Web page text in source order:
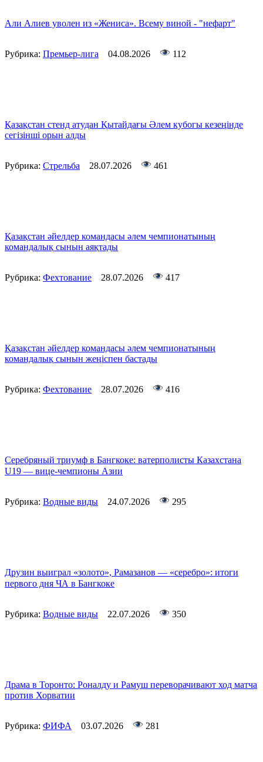
Али Алиев уволен из «Жениса». Всему виной - "нефарт"
Рубрика: Премьер-лига 04.08.2026 112
Қазақстан стенд атудан Қытайдағы Әлем кубогы кезеңінде
сегізінші орын алды
Рубрика: Стрельба 28.07.2026 461
Қазақстан әйелдер командасы әлем чемпионатының
командалық сынын аяқтады
Рубрика: Фехтование 28.07.2026 417
Қазақстан әйелдер командасы әлем чемпионатының
командалық сынын жеңіспен бастады
Рубрика: Фехтование 28.07.2026 416
Серебряный триумф в Бангкоке: ватерполисты Казахстана
U19 — вице-чемпионы Азии
Рубрика: Водные виды 24.07.2026 295
Друзин выиграл «золото», Рамазанов — «серебро»: итоги
первого дня ЧА в Бангкоке
Рубрика: Водные виды 22.07.2026 350
Драма в Торонто: Роналду и Рамуш переворачивают ход матча
против Хорватии
Рубрика: ФИФА 03.07.2026 281